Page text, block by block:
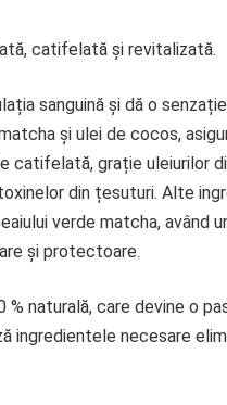
catifelată și revitalizată.
sanguină și dă o
și ulei de cocos,
catifelată, grație uleiurilor
din țesuturi. Alte
verde matcha, având
și protectoare.
naturală, care devine o
ingredientele necesare